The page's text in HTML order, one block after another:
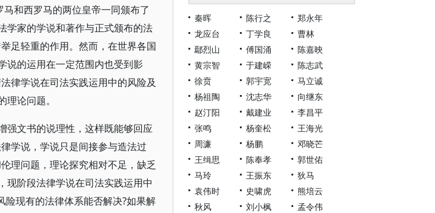
和西罗马的两位皇帝一同颁布了
学家的学说和著作与正式颁布的法
足轻重的作用。然而，在世界各国
说的运用在一定范围内也受到影
律学说在司法实践运用中的风险及
论问题。
强文书的说理性，这样既能够回应
学说，学说只是间接参与造法过
理问题，理论探究相对不足，缺乏
现阶段法律学说在司法实践运用中
险现有的法律体系能否解决?如果解
秦晖 陈行之
郑永年
龙应台
丁学良
曹林
鄢烈山
傅国涌
陈嘉映
黄宗智
于建嵘
陈志武
徐贲
郭宇宽
马立诚
杨祖陶
沈志华
向继东
赵汀阳
戴建业
李昌平
张鸣
杨奎松
王海光
周濂
杨鹏
邓晓芒
王缉思
陈奉孝
郭世佑
马玲
王振东
狄马
袁伟时
史啸虎
熊培云
秋风
刘小枫
孟令伟